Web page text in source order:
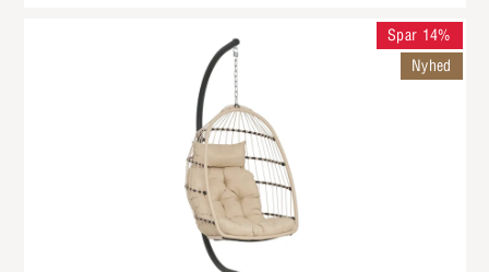
Spar 14%
Nyhed